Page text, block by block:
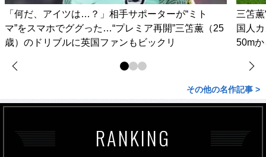
「何だ、アイツは…？」相手サポーターが“ミト
マ”をスマホでググった…“プレミア再開”三笘薫（25
歳）のドリブルに英国ファンもビックリ
三笘
国人
50m
その他の名作記事 >
RANKING